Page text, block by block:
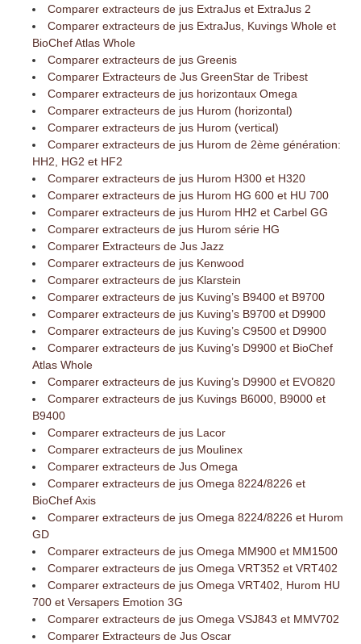
Comparer extracteurs de jus ExtraJus et ExtraJus 2
Comparer extracteurs de jus ExtraJus, Kuvings Whole et
BioChef Atlas Whole
Comparer extracteurs de jus Greenis
Comparer Extracteurs de Jus GreenStar de Tribest
Comparer extracteurs de jus horizontaux Omega
Comparer extracteurs de jus Hurom (horizontal)
Comparer extracteurs de jus Hurom (vertical)
Comparer extracteurs de jus Hurom de 2ème génération:
HH2, HG2 et HF2
Comparer extracteurs de jus Hurom H300 et H320
Comparer extracteurs de jus Hurom HG 600 et HU 700
Comparer extracteurs de jus Hurom HH2 et Carbel GG
Comparer extracteurs de jus Hurom série HG
Comparer Extracteurs de Jus Jazz
Comparer extracteurs de jus Kenwood
Comparer extracteurs de jus Klarstein
Comparer extracteurs de jus Kuving’s B9400 et B9700
Comparer extracteurs de jus Kuving’s B9700 et D9900
Comparer extracteurs de jus Kuving’s C9500 et D9900
Comparer extracteurs de jus Kuving’s D9900 et BioChef
Atlas Whole
Comparer extracteurs de jus Kuving’s D9900 et EVO820
Comparer extracteurs de jus Kuvings B6000, B9000 et
B9400
Comparer extracteurs de jus Lacor
Comparer extracteurs de jus Moulinex
Comparer extracteurs de Jus Omega
Comparer extracteurs de jus Omega 8224/8226 et
BioChef Axis
Comparer extracteurs de jus Omega 8224/8226 et Hurom
GD
Comparer extracteurs de jus Omega MM900 et MM1500
Comparer extracteurs de jus Omega VRT352 et VRT402
Comparer extracteurs de jus Omega VRT402, Hurom HU
700 et Versapers Emotion 3G
Comparer extracteurs de jus Omega VSJ843 et MMV702
Comparer Extracteurs de Jus Oscar